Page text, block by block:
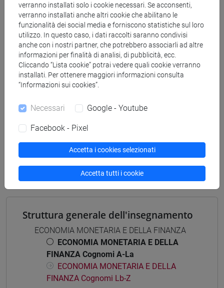
Corsi di studio e percorsi
[ET4] ECONOMIA E COMMERCIO - Laurea
economia e commercio
[ETR4] ECONOMIA E COMMERCIO - Laurea
percorso comune
Mutua da
ECONOMIA MONETARIA E DELLA FINANZA
[ET0030]
Struttura generale dell'insegnamento
ECONOMIA MONETARIA E DELLA FINANZA
ECONOMIA MONETARIA E DELLA
FINANZA Cognomi A-La
ECONOMIA MONETARIA E DELLA
FINANZA Cognomi Lb-Z
verranno installati solo i cookie necessari. Se acconsenti,
verranno installati anche altri cookie che abilitano le
funzionalità dei social media e forniscono statistiche sul loro
utilizzo. In questo caso, i dati raccolti saranno condivisi
anche con i nostri partner, che potrebbero associarli ad altre
informazioni per finalità di analisi, di pubblicità, ecc.
Cliccando “Lista cookie” potrai vedere quali cookie verranno
installati. Per ottenere maggiori informazioni consulta
“Informazioni sui cookies”.
Necessari Google - Youtube
Facebook - Pixel
Accetta i cookies selezionati
Accetta tutti i cookie